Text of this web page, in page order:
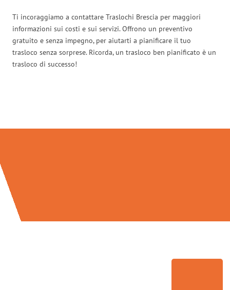
Ti incoraggiamo a contattare Traslochi Brescia per maggiori
informazioni sui costi e sui servizi. Offrono un preventivo
gratuito e senza impegno, per aiutarti a pianificare il tuo
trasloco senza sorprese. Ricorda, un trasloco ben pianificato è un
trasloco di successo!